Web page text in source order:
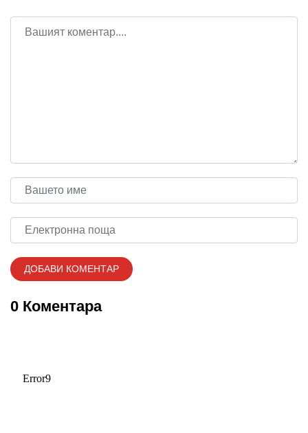
0 Коментара